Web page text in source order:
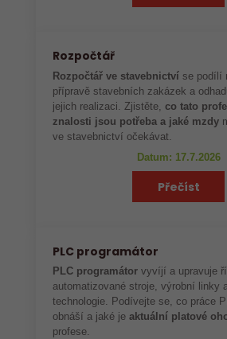
Rozpočtář
Rozpočtář ve stavebnictví se podílí
přípravě stavebních zakázek a
jejich realizaci. Zjistěte,co tato
znalosti jsou potřeba a jaké mzdy
ve stavebnictví očekávat.
Datum: 17.7.2026
Přečíst
PLC programátor
PLC programátor vyvíjí a upravuje
automatizované stroje, výrobní linky
technologie. Podívejte se, co práce
obnáší a jaké je aktuální platové
profese.